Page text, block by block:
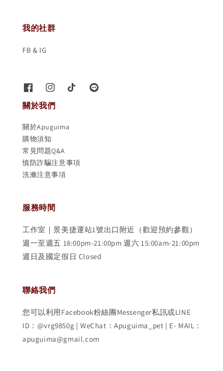
我的社群
FB & IG
關於我們
關於Apuguima
購物須知
常見問題Q&A
慎防詐騙注意事項
洗滌注意事項
服務時間
工作室｜景美捷運站1號出口附近（歡迎預約參觀）
週一至週五 18:00pm-21:00pm 週六 15:00am-21:00pm
週日及國定假日 Closed
聯絡我們
您可以利用Facebook粉絲團Messenger私訊或LINE
ID：@vrg9850g | WeChat：Apuguima_pet | E- MAIL：
apuguima@gmail.com